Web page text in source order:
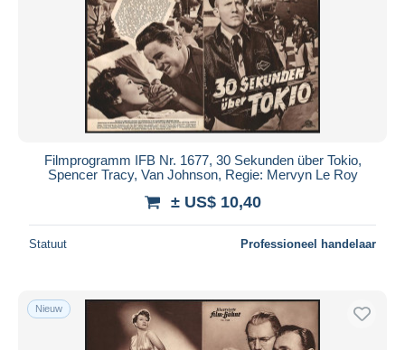
Filmprogramm IFB Nr. 1677, 30 Sekunden über Tokio,
Spencer Tracy, Van Johnson, Regie: Mervyn Le Roy
± US$ 10,40
Statuut Professioneel handelaar
Nieuw